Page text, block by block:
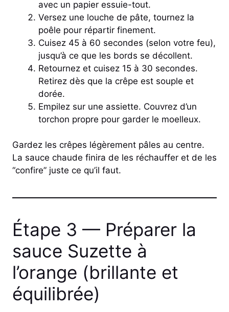
avec un papier essuie-tout.
Versez une louche de pâte, tournez la
poêle pour répartir finement.
Cuisez 45 à 60 secondes (selon votre feu),
jusqu’à ce que les bords se décollent.
Retournez et cuisez 15 à 30 secondes.
Retirez dès que la crêpe est souple et
dorée.
Empilez sur une assiette. Couvrez d’un
torchon propre pour garder le moelleux.
Gardez les crêpes légèrement pâles au centre.
La sauce chaude finira de les réchauffer et de les
“confire” juste ce qu’il faut.
Étape 3 — Préparer la
sauce Suzette à
l’orange (brillante et
équilibrée)